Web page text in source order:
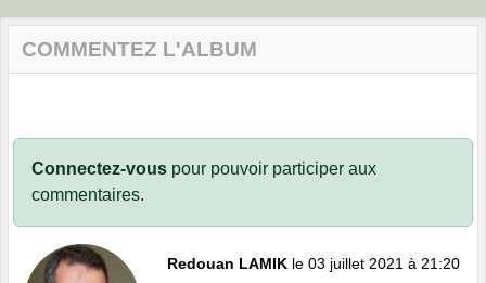
COMMENTEZ L'ALBUM
Connectez-vous pour pouvoir participer aux
commentaires.
Redouan LAMIK le 03 juillet 2021 à 21:20